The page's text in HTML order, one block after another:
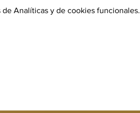
Analíticas y de cookies funcionales.